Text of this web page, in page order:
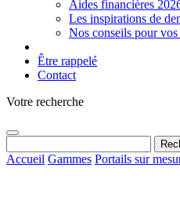
Aides financières
Les inspirations de
Nos conseils pour
Être rappelé
Contact
Votre recherche
Accueil Gammes Portails sur